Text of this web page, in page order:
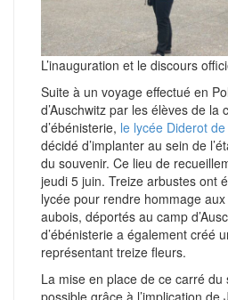
L’inauguration et le discours
Suite à un voyage effectué en
d’Auschwitz par les élèves de la
d’ébénisterie, le lycée Diderot
décidé d’implanter au sein de
du souvenir. Ce lieu de
jeudi 5 juin. Treize arbustes ont
lycée pour rendre hommage
aubois, déportés au camp
d’ébénisterie a également créé
représentant treize fleurs.
La mise en place de ce carré
possible grâce à l’implication de